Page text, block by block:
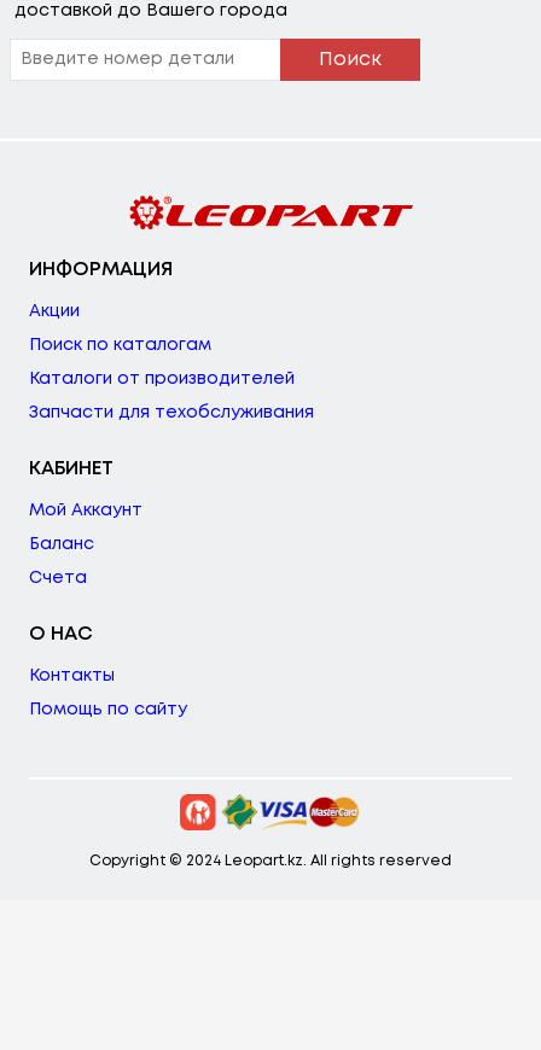
доставкой до Вашего города
Поиск
ИНФОРМАЦИЯ
Акции
Поиск по каталогам
Каталоги от производителей
Запчасти для техобслуживания
КАБИНЕТ
Мой Аккаунт
Баланс
Счета
О НАС
Контакты
Помощь по сайту
Copyright © 2024 Leopart.kz. All rights reserved